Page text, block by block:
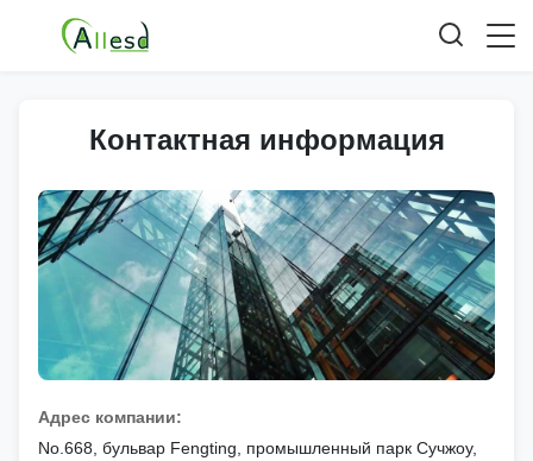
Контактная информация
Адрес компании:
No.668, бульвар Fengting, промышленный парк Сучжоу,